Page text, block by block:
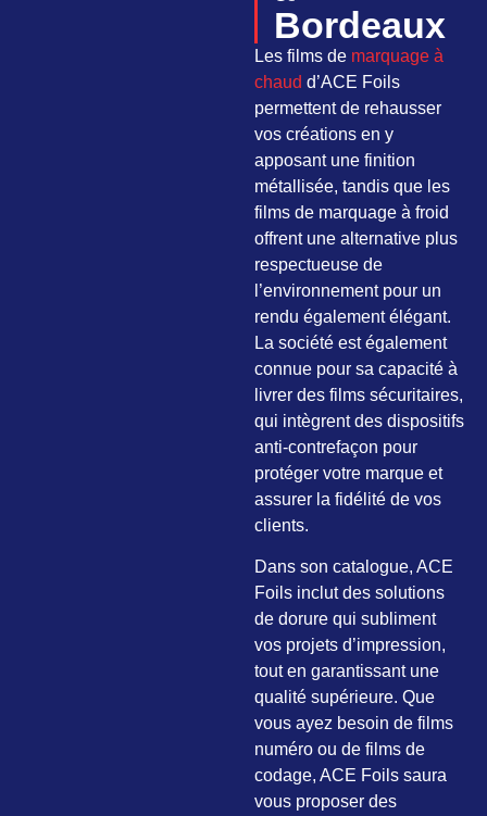
Bordeaux
Les films de marquage à
chaud d’ACE Foils
permettent de rehausser
vos créations en y
apposant une finition
métallisée, tandis que les
films de marquage à froid
offrent une alternative plus
respectueuse de
l’environnement pour un
rendu également élégant.
La société est également
connue pour sa capacité à
livrer des films sécuritaires,
qui intègrent des dispositifs
anti-contrefaçon pour
protéger votre marque et
assurer la fidélité de vos
clients.
Dans son catalogue, ACE
Foils inclut des solutions
de dorure qui subliment
vos projets d’impression,
tout en garantissant une
qualité supérieure. Que
vous ayez besoin de films
numéro ou de films de
codage, ACE Foils saura
vous proposer des